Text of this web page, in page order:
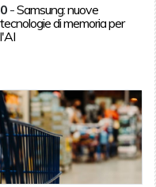
0 -Samsung: nuove
tecnologie di memoria per
l'AI